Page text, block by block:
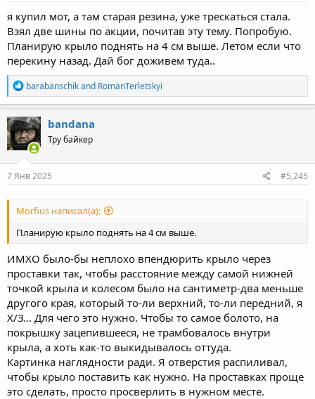
я купил мот, а там старая резина, уже трескаться стала.
Взял две шины по акции, почитав эту тему. Попробую.
Планирую крыло поднять на 4 см выше. Летом если что
перекину назад. Дай бог доживем туда..
R
e
a
c
t
i
o
n
s
barabanschikand RomanTerletskyi
bandana
Тру байкер
7 Янв 2025 #5,245
Morfius написал(а):
Планирую крыло поднять на 4 см выше.
ИМХО было-бы неплохо впендюрить крыло через
проставки так, чтобы расстояние между самой нижней
точкой крыла и колесом было на сантиметр-два меньше
другого края, который то-ли верхний, то-ли передний, я
Х/З... Для чего это нужно. Чтобы то самое болото, на
покрышку зацепившееся, не трамбовалось внутри
крыла, а хоть как-то выкидывалось оттуда.
Картинка наглядности ради. Я отверстия распиливал,
чтобы крыло поставить как нужно. На проставках проще
это сделать, просто просверлить в нужном месте.